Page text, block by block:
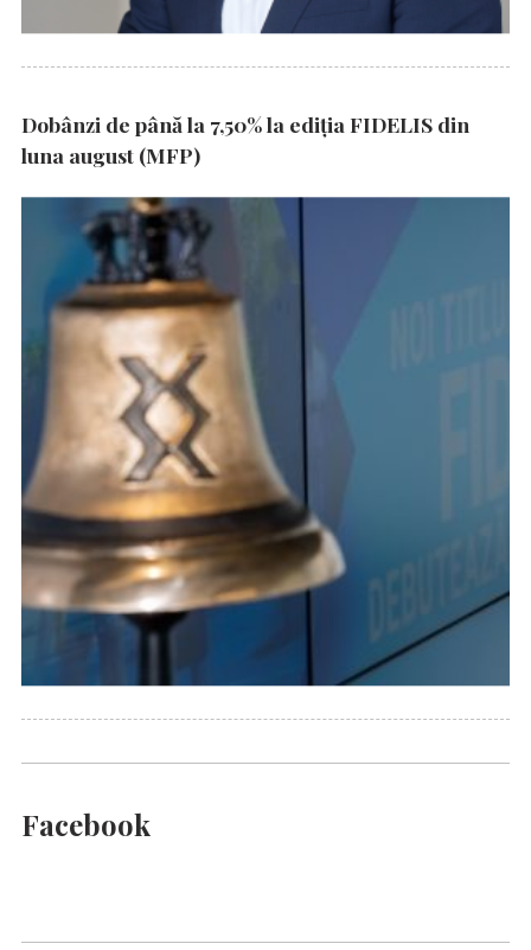
Dobânzi de până la 7,50% la ediția FIDELIS din
luna august (MFP)
Facebook